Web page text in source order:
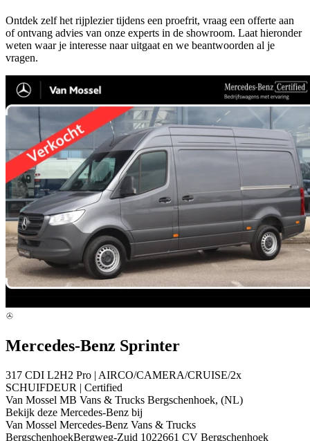
Ontdek zelf het rijplezier tijdens een proefrit, vraag een offerte aan
of ontvang advies van onze experts in de showroom. Laat hieronder
weten waar je interesse naar uitgaat en we beantwoorden al je
vragen.
Mercedes-Benz Sprinter
317 CDI L2H2 Pro | AIRCO/CAMERA/CRUISE/2x
SCHUIFDEUR | Certified
Van Mossel MB Vans & Trucks Bergschenhoek, (NL)
Bekijk deze Mercedes-Benz bij
Van Mossel Mercedes-Benz Vans & Trucks
BergschenhoekBergweg-Zuid 1022661 CV Bergschenhoek